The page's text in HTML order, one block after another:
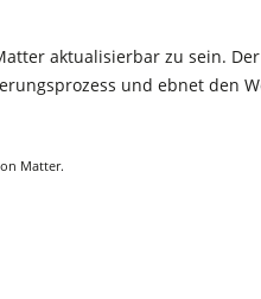
aktualisierbar zu sein.
und ebnet den
Matter.